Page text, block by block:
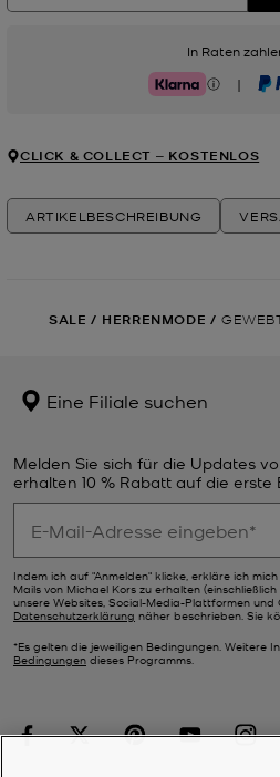
In Raten
Klarna |
CLICK & COLLECT ‒ KOSTENLOS
ARTIKELBESCHREIBUNG
SALE / HERRENMODE /
Eine Filiale suchen
Melden Sie sich für die Updates
erhalten 10 % Rabatt auf die erste
Indem ich auf "Anmelden" klicke, erkläre ich
Mails von Michael Kors zu erhalten
unsere Websites, Social-Media-Plattformen und
Datenschutzerklärung näher beschrieben. Sie
*Es gelten die jeweiligen Bedingungen. Weitere
Bedingungen dieses Programms.